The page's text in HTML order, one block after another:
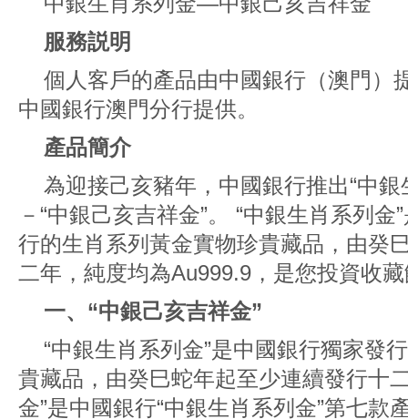
服務説明
個人客戶的產品由中國銀行（澳門）
中國銀行澳門分行提供。
產品簡介
為迎接己亥豬年，中國銀行推出“中
－“中銀己亥吉祥金”。 “中銀生肖系列
行的生肖系列黃金實物珍貴藏品，由癸
二年，純度均為Au999.9，是您投資收
一、“中銀己亥吉祥金”
“中銀生肖系列金”是中國銀行獨家發
貴藏品，由癸巳蛇年起至少連續發行十
金”是中國銀行“中銀生肖系列金”第七款